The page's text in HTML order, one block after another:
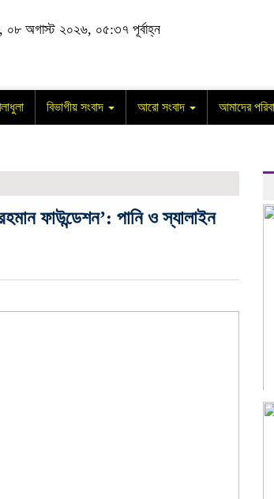
০৮ অগাস্ট ২০২৬, ০৫:৩৭ পূর্বাহ্ন
বিভাগীয় সংবাদ আরো সংবাদ আমাদের
ফাউন্ডেশন’: পানি ও স্যালাইন